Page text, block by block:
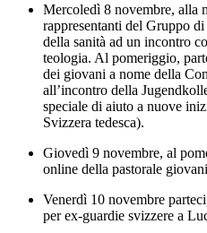
Mercoledì 8 novembre, alla
rappresentanti del Gruppo
della sanità ad un incontro
teologia. Al pomeriggio,
dei giovani a nome della
all’incontro della
speciale di aiuto a nuove
Svizzera tedesca).
Giovedì 9 novembre, al
online della pastorale
Venerdì 10 novembre
per ex-guardie svizzere a